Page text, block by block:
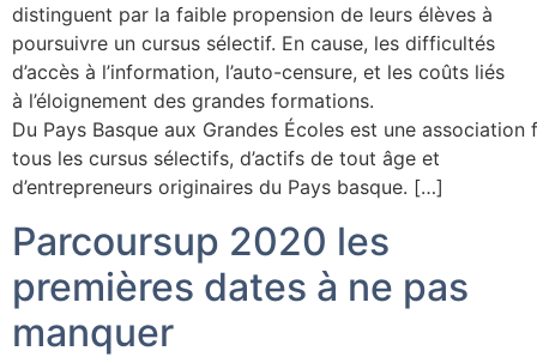
distinguent par la faible propension de leurs élèves à
poursuivre un cursus sélectif. En cause, les difficultés
d’accès à l’information, l’auto-censure, et les coûts liés
à l’éloignement des grandes formations.
Du Pays Basque aux Grandes Écoles est une
tous les cursus sélectifs, d’actifs de tout âge et
d’entrepreneurs originaires du Pays basque. […]
Parcoursup 2020 les
premières dates à ne pas
manquer